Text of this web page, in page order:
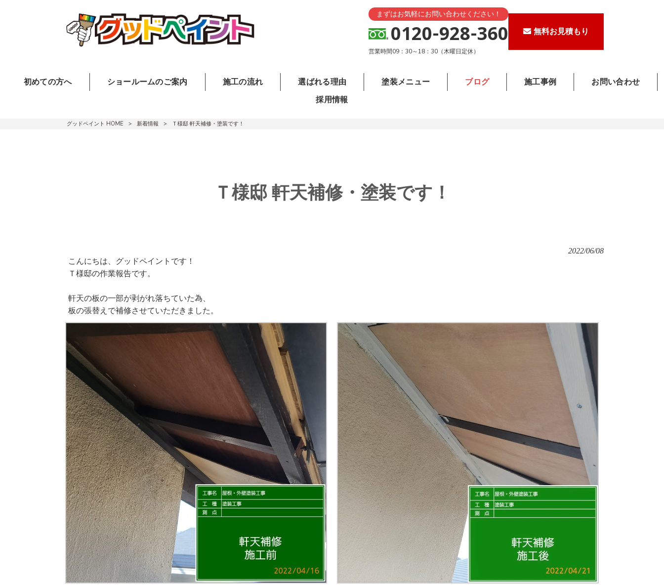
まずはお気軽にお問い合わせください！
0120-928-360
営業時間09：30～18：30（木曜日定休）
無料お見積もり
初めての方へ ショールームのご案内 施工の流れ 選ばれる理由 塗装メニュー ブログ 施工事例
お問い合わせ
採用情報
グッドペイント HOME > 新着情報 > Ｔ様邸 軒天補修・塗装です！
Ｔ様邸 軒天補修・塗装です！
2022/06/08
こんにちは、グッドペイントです！
Ｔ様邸の作業報告です。
軒天の板の一部が剥がれ落ちていた為、
板の張替えで補修させていただきました。